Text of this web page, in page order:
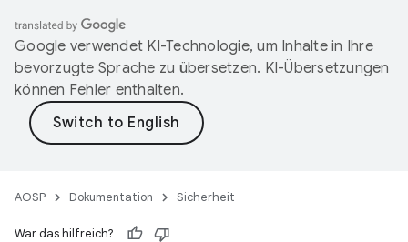
Google verwendet KI-Technologie, um Inhalte in Ihre
bevorzugte Sprache zu übersetzen. KI-Übersetzungen
können Fehler enthalten.
AOSP Dokumentation Sicherheit
War das hilfreich?